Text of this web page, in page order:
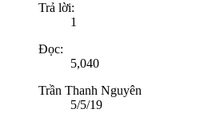
Trả lời:
1
Đọc:
5,040
Trần Thanh Nguyên
5/5/19